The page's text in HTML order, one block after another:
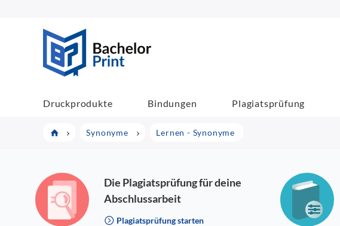
Druckprodukte Bindungen Plagiatsprüfung
Synonyme Lernen - Synonyme
Die Plagiatsprüfung für deine
Abschlussarbeit
Plagiatsprüfung starten